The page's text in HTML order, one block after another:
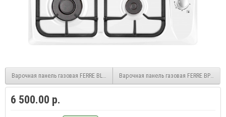
Варочная панель газовая FERRE BLW WH FВарочная панель газовая FERRE BP6040
6 500.00 р.